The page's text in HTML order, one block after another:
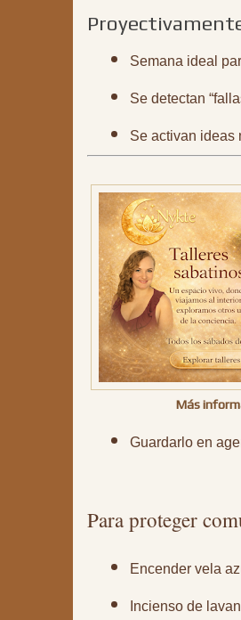
Semana ideal
Se detectan
Se activan ideas
Más
Guardarlo en
Para proteger
Encender vela
Incienso de